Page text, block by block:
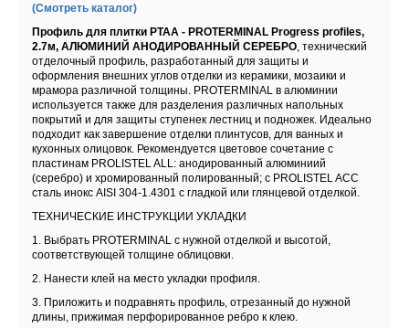
(Смотреть каталог)
Профиль для плитки PTAA - PROTERMINAL Progress profiles,
2.7м, АЛЮМИНИЙ АНОДИРОВАННЫЙ СЕРЕБРО , технический
отделочный профиль, разработанный для защиты и
оформления внешних углов отделки из керамики, мозаики и
мрамора различной толщины. PROTERMINAL в алюминии
используется также для разделения различных напольных
покрытий и для защиты ступенек лестниц и подножек. Идеально
подходит как завершение отделки плинтусов, для ванных и
кухонных олицовок. Рекомендуется цветовое сочетание с
пластинам PROLISTEL ALL: анодированный алюминиий
(серебро) и хромированный полированный; с PROLISTEL ACC
сталь инокс AISI 304-1.4301 с гладкой или глянцевой отделкой.
ТЕХНИЧЕСКИЕ ИНСТРУКЦИИ УКЛАДКИ
1. Выбрать PROTERMINAL с нужной отделкой и высотой,
соответствующей толщине облицовки.
2. Нанести клей на место укладки профиля.
3. Приложить и подравнять профиль, отрезанный до нужной
длины, прижимая перфорированное ребро к клею.